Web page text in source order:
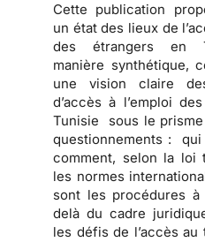
Cette publication
un état des lieux de
des étrangers en
manière synthétique,
une vision claire
d’accès à l’emploi
Tunisie sous le
questionnements :
comment, selon la loi
les normes
sont les procédures
delà du cadre
les défis de l’accès au